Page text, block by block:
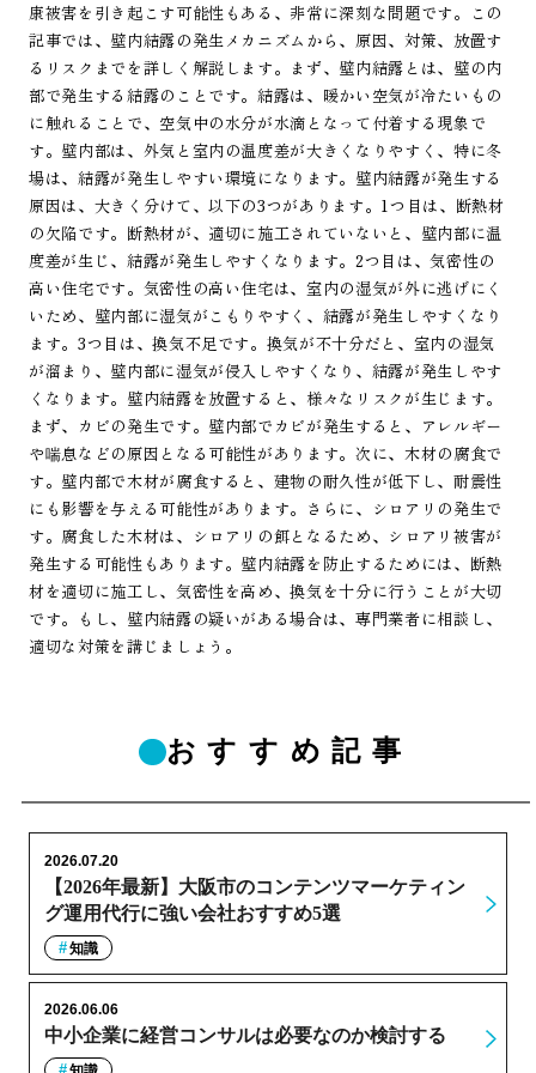
康被害を引き起こす可能性もある、非常に深刻な問題です。この
記事では、壁内結露の発生メカニズムから、原因、対策、放置す
るリスクまでを詳しく解説します。まず、壁内結露とは、壁の内
部で発生する結露のことです。結露は、暖かい空気が冷たいもの
に触れることで、空気中の水分が水滴となって付着する現象で
す。壁内部は、外気と室内の温度差が大きくなりやすく、特に冬
場は、結露が発生しやすい環境になります。壁内結露が発生する
原因は、大きく分けて、以下の3つがあります。1つ目は、断熱材
の欠陥です。断熱材が、適切に施工されていないと、壁内部に温
度差が生じ、結露が発生しやすくなります。2つ目は、気密性の
高い住宅です。気密性の高い住宅は、室内の湿気が外に逃げにく
いため、壁内部に湿気がこもりやすく、結露が発生しやすくなり
ます。3つ目は、換気不足です。換気が不十分だと、室内の湿気
が溜まり、壁内部に湿気が侵入しやすくなり、結露が発生しやす
くなります。壁内結露を放置すると、様々なリスクが生じます。
まず、カビの発生です。壁内部でカビが発生すると、アレルギー
や喘息などの原因となる可能性があります。次に、木材の腐食で
す。壁内部で木材が腐食すると、建物の耐久性が低下し、耐震性
にも影響を与える可能性があります。さらに、シロアリの発生で
す。腐食した木材は、シロアリの餌となるため、シロアリ被害が
発生する可能性もあります。壁内結露を防止するためには、断熱
材を適切に施工し、気密性を高め、換気を十分に行うことが大切
です。もし、壁内結露の疑いがある場合は、専門業者に相談し、
適切な対策を講じましょう。
おすすめ記事
【2026年最新】大阪市のコンテンツマーケティン
グ運用代行に強い会社おすすめ5選
2026.07.20
知識
中小企業に経営コンサルは必要なのか検討する
2026.06.06